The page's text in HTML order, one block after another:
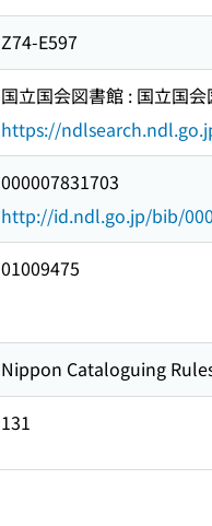
Z74-E597
国立国会図書館 : 国立国
https://
000007831703
http://id.ndl.go.jp/bib/
01009475
Nippon Cataloguing
131